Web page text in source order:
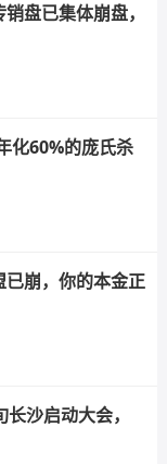
盘已集体崩盘，
化60%的庞氏杀
崩，你的本金正
沙启动大会，